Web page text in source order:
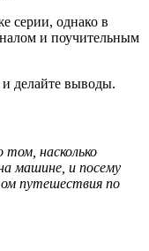
серии, однако в
и поучительным
делайте выводы.
том, насколько
машине, и посему
путешествия по